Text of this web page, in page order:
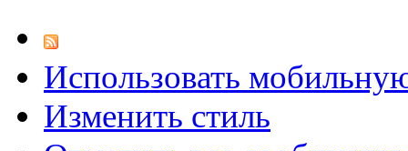
Использовать
Изменить стиль